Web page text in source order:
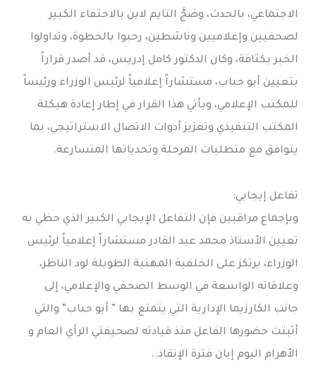
الاجتماعي، بالحدث، وضجَّ التايم لاين بالاحتفاء الكبير
لصحفيين وإعلاميين وناشطين، رحبوا بالخطوة، وتداولوا
الخبر بكثافة، وكان الدكتور كامل إدريس، قد أصدر قراراً
بتعيين أبو حباب، مستشاراً إعلامياً لرئيس الوزراء ورئيساً
للمكتب الإعلامي، ويأتي هذا القرار في إطار إعادة هيكلة
المكتب التنفيذي وتعزيز أدوات الاتصال الاستراتيجي، بما
يتوافق مع متطلبات المرحلة وتحدياتها المتسارعة.
تفاعل إيجابي:
وبإجماع مراقبين فإن التفاعل الإيجابي الكبير الذي حظي به
تعيين الأستاذ محمد عبد القادر مستشاراً إعلامياً لرئيس
الوزراء، يرتكز على الخلفية المهنية الطويلة لود الناظر،
وعلاقاته الواسعة في الوسط الصحفي والإعلامي، إلى
جانب الكارزيما الإدارية التي يتمتع بها ” أبو حباب” والتي
أثبتت حضورها الفاعل منذ قيادته لصحيفتي الرأي العام و
الأهرام اليوم إبان فترة الإنقاذ..